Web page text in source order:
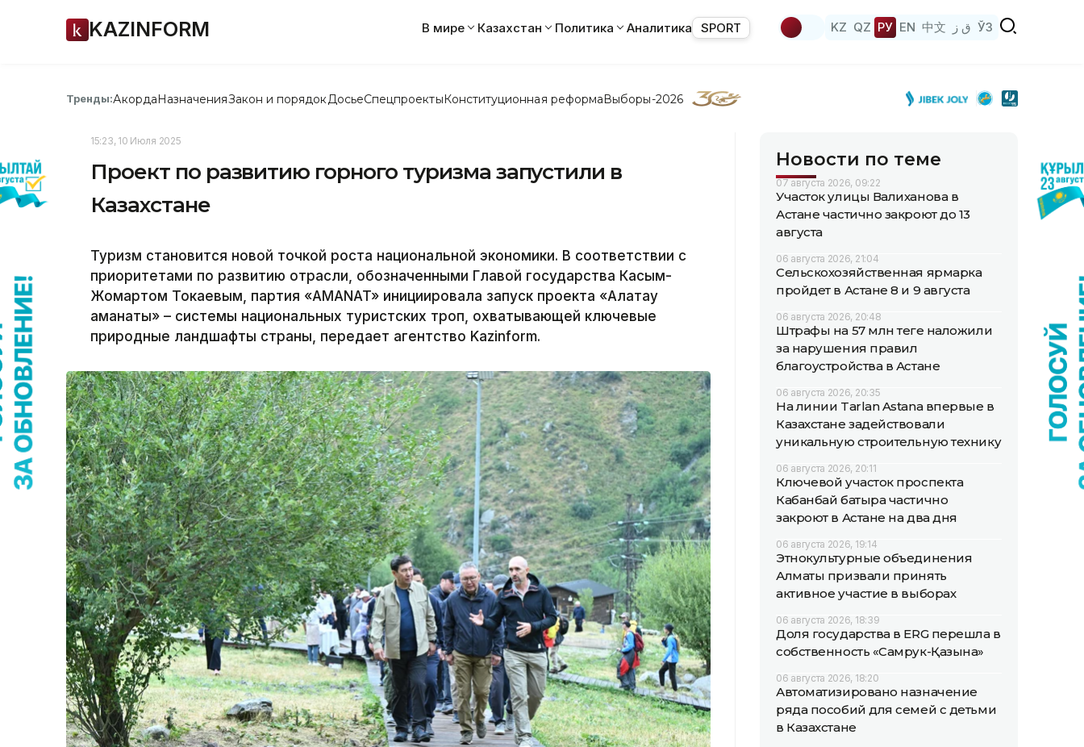
KAZINFORM В мире Казахстан Политика Аналитика SPORT KZ QZ РУ EN 中文 ق ز ЎЗ
Тренды:АкордаНазначенияЗакон и порядок ДосьеСпецпроектыКонституционная реформаВыборы-2026
15:23, 10 Июля 2025
Проект по развитию горного туризма запустили в
Казахстане
Туризм становится новой точкой роста национальной экономики. В соответствии с
приоритетами по развитию отрасли, обозначенными Главой государства Касым-
Жомартом Токаевым, партия «AMANAT» инициировала запуск проекта «Алатау
аманаты» – системы национальных туристских троп, охватывающей ключевые
природные ландшафты страны, передает агентство Kazinform.
Новости по теме
07 августа 2026, 09:22
Участок улицы Валиханова в
Астане частично закроют до 13
августа
06 августа 2026, 21:04
Сельскохозяйственная ярмарка
пройдет в Астане 8 и 9 августа
06 августа 2026, 20:48
Штрафы на 57 млн теңге наложили
за нарушения правил
благоустройства в Астане
06 августа 2026, 20:35
На линии Tarlan Astana впервые в
Казахстане задействовали
уникальную строительную технику
06 августа 2026, 20:11
Ключевой участок проспекта
Кабанбай батыра частично
закроют в Астане на два дня
06 августа 2026, 19:14
Этнокультурные объединения
Алматы призвали принять
активное участие в выборах
06 августа 2026, 18:39
Доля государства в ERG перешла в
собственность «Самрук-Қазына»
06 августа 2026, 18:20
Автоматизировано назначение
ряда пособий для семей с детьми
в Казахстане